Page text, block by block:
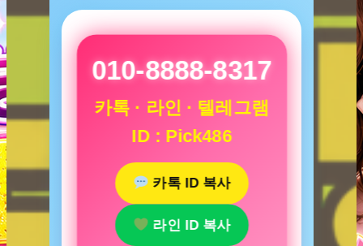
010-8888-8317
카톡 · 라인 · 텔레그램
ID : Pick486
카톡 ID 복사
라인 ID 복사